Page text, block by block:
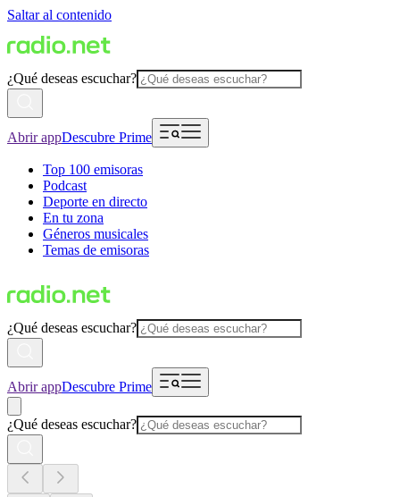
Saltar al contenido
¿Qué deseas escuchar?
Abrir appDescubre Prime
Top 100 emisoras
Podcast
Deporte en directo
En tu zona
Géneros musicales
Temas de emisoras
¿Qué deseas escuchar?
Abrir appDescubre Prime
¿Qué deseas escuchar?